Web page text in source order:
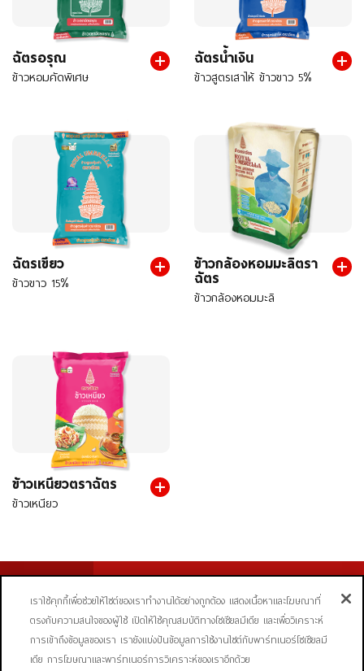
ฉัตรอรุณ
ข้าวหอมคัดพิเศษ
ฉัตรน้ำเงิน
ข้าวสูตรเสาไห้ ข้าวขาว 5%
ฉัตรเขียว
ข้าวขาว 15%
ข้าวกล้องหอมมะลิตรา
ฉัตร
ข้าวกล้องหอมมะลิ
ข้าวเหนียวตราฉัตร
ข้าวเหนียว
ผลิตภัณฑ์
ข่าวสาร
อร่อยตราฉัตร
เรื่องเล่าตราฉัตร
ช่องทางการติดต่อ
เราใช้คุกกี้เพื่อช่วยให้ไซต์ของเราทำงานได้อย่างถูกต้อง แสดงเนื้อหาและโฆษณาที่
ตรงกับความสนใจของผู้ใช้ เปิดให้ใช้คุณสมบัติทางโซเชียลมีเดีย และเพื่อวิเคราะห์
การเข้าถึงข้อมูลของเรา เรายังแบ่งปันข้อมูลการใช้งานไซต์กับพาร์ทเนอร์โซเชียลมี
เดีย การโฆษณาและพาร์ทเนอร์การวิเคราะห์ของเราอีกด้วย